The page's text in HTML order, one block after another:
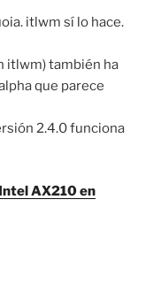
itlwm sí lo hace.
itlwm) también ha
que parece
2.4.0 funciona
AX210 en